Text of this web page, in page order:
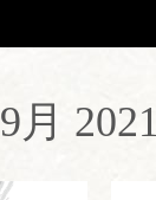
9月 2021